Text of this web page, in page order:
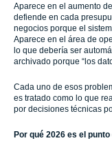
Aparece en el aumento
defiende en cada
negocios porque el
Aparece en el área de
lo que debería ser
archivado porque “los
Cada uno de esos
es tratado como lo que
por decisiones técnicas
Por qué 2026 es el